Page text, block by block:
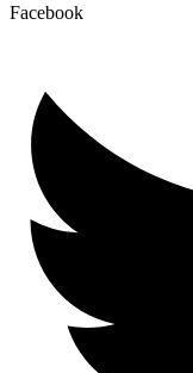
Facebook